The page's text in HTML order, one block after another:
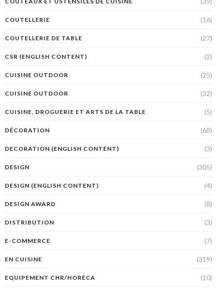
COUTELLERIE (16)
COUTELLERIE DE TABLE (27)
CSR (ENGLISH CONTENT) (2)
CUISINE OUTDOOR (25)
CUISINE OUTDOOR (32)
CUISINE, DROGUERIE ET ARTS DE LA TABLE (5)
DÉCORATION (68)
DECORATION (ENGLISH CONTENT) (3)
DESIGN (305)
DESIGN (ENGLISH CONTENT) (4)
DESIGN AWARD (8)
DISTRIBUTION (3)
E-COMMERCE (7)
EN CUISINE (319)
EQUIPEMENT CHR/HORECA (10)